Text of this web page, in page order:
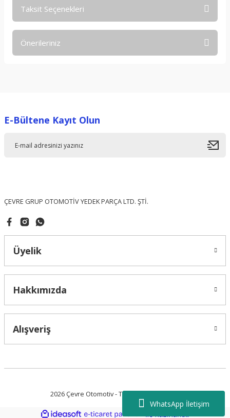
WhatsApp İletişim
Taksit Seçenekleri
Önerileriniz
Ürün resmi kalitesiz, bozuk veya görüntülenemiyor.
E-Bültene Kayıt Olun
ÇEVRE GRUP OTOMOTİV YEDEK PARÇA LTD. ŞTİ.
Üyelik
Hakkımızda
Alışveriş
2026 Çevre Otomotiv - Tüm Hakları Saklıdır.
ideasoft